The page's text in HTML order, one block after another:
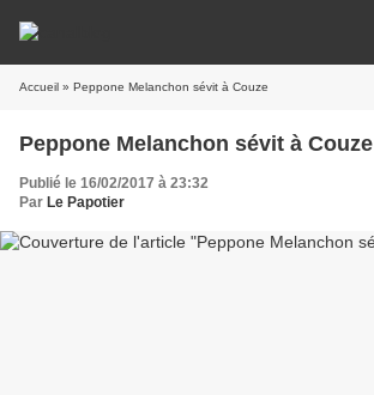
Accueil » Peppone Melanchon sévit à Couze
Peppone Melanchon sévit à Couze
Publié le 16/02/2017 à 23:32
Par Le Papotier